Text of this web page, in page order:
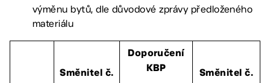
výměnu bytů, dle důvodové zprávy předloženého
materiálu
Směnitel č.
Doporučení
KBP
Směnitel č.